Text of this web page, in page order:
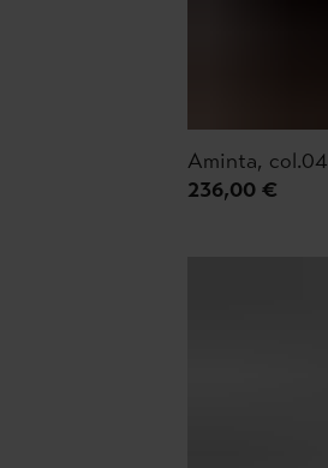
Aminta, col.04
236,00 €